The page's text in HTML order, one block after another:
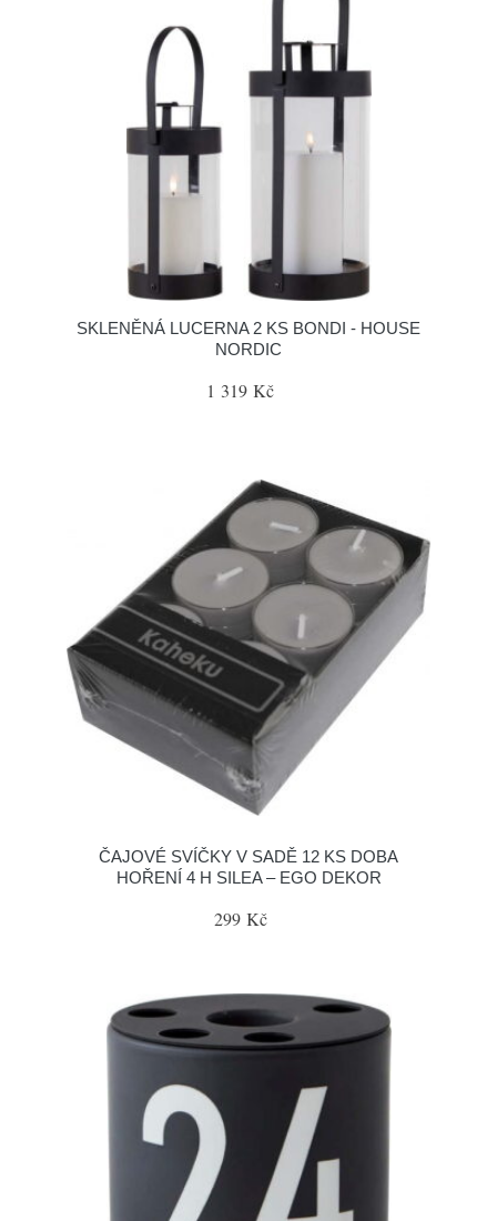
SKLENĚNÁ LUCERNA 2 KS BONDI - HOUSE
NORDIC
1 319 Kč
ČAJOVÉ SVÍČKY V SADĚ 12 KS DOBA
HOŘENÍ 4 H SILEA – EGO DEKOR
299 Kč